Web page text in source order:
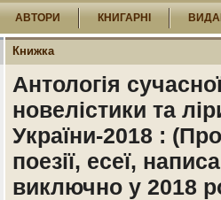
АВТОРИ КНИГАРНІ
Книжка
Антологія
новелістики та
України-2018 :
поезії, есеї,
виключно у 2018